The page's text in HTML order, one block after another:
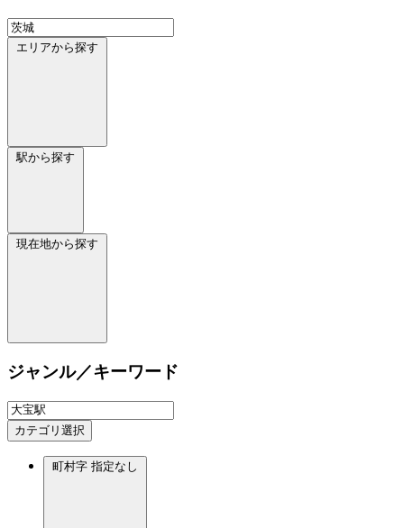
エリアから探す
駅から探す
現在地から探す
ジャンル／キーワード
カテゴリ選択
町村字 指定なし